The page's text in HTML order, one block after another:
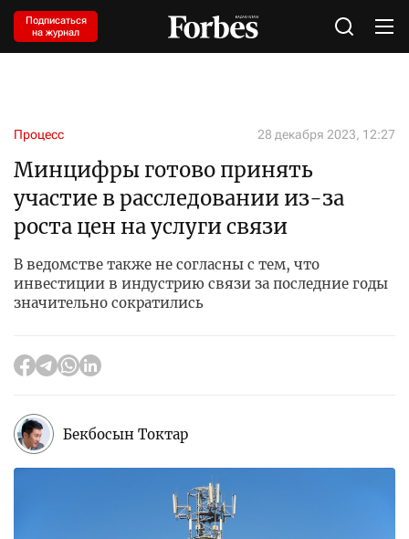
Подписаться
на журнал
Процесс 28 декабря 2023, 12:27
Минцифры готово принять
участие в расследовании из-за
роста цен на услуги связи
В ведомстве также не согласны с тем, что
инвестиции в индустрию связи за последние годы
значительно сократились
Бекбосын Токтар